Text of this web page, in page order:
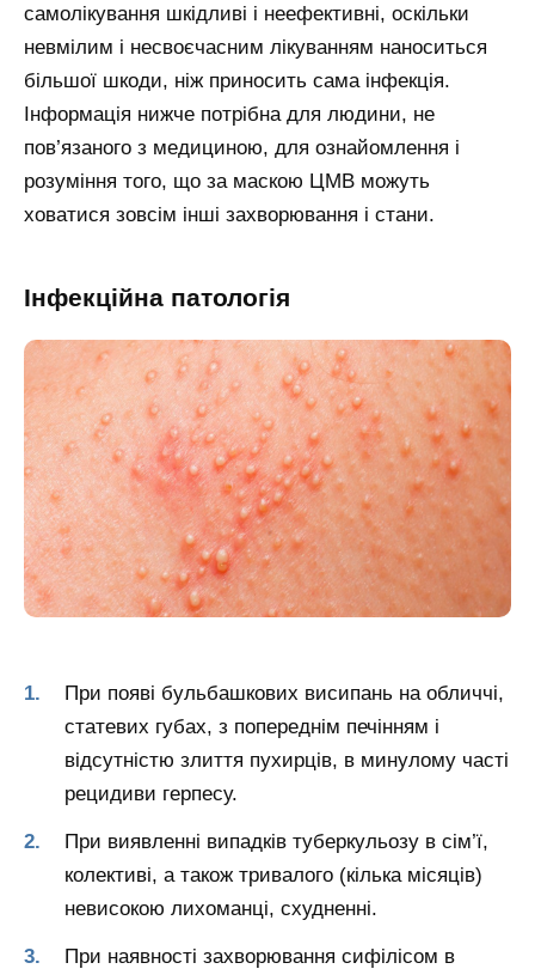
самолікування шкідливі і неефективні, оскільки
невмілим і несвоєчасним лікуванням наноситься
більшої шкоди, ніж приносить сама інфекція.
Інформація нижче потрібна для людини, не
пов’язаного з медициною, для ознайомлення і
розуміння того, що за маскою ЦМВ можуть
ховатися зовсім інші захворювання і стани.
Інфекційна патологія
При появі бульбашкових висипань на обличчі,
статевих губах, з попереднім печінням і
відсутністю злиття пухирців, в минулому часті
рецидиви герпесу.
При виявленні випадків туберкульозу в сім’ї,
колективі, а також тривалого (кілька місяців)
невисокою лихоманці, схудненні.
При наявності захворювання сифілісом в